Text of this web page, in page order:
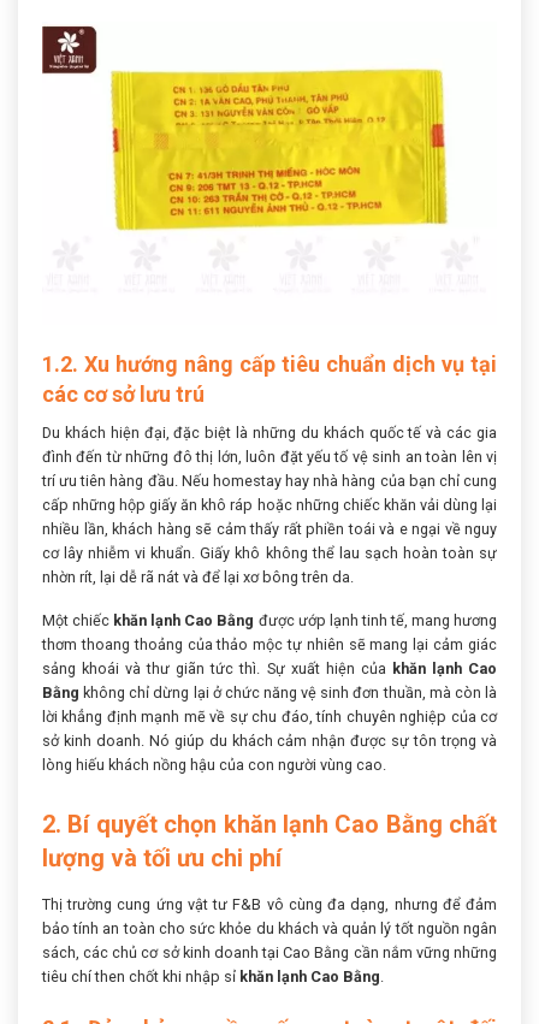
1.2. Xu hướng nâng cấp tiêu chuẩn dịch vụ tại
các cơ sở lưu trú
Du khách hiện đại, đặc biệt là những du khách quốc tế và các gia
đình đến từ những đô thị lớn, luôn đặt yếu tố vệ sinh an toàn lên vị
trí ưu tiên hàng đầu. Nếu homestay hay nhà hàng của bạn chỉ cung
cấp những hộp giấy ăn khô ráp hoặc những chiếc khăn vải dùng lại
nhiều lần, khách hàng sẽ cảm thấy rất phiền toái và e ngại về nguy
cơ lây nhiễm vi khuẩn. Giấy khô không thể lau sạch hoàn toàn sự
nhờn rít, lại dễ rã nát và để lại xơ bông trên da.
Một chiếc khăn lạnh Cao Bằng được ướp lạnh tinh tế, mang hương
thơm thoang thoảng của thảo mộc tự nhiên sẽ mang lại cảm giác
sảng khoái và thư giãn tức thì. Sự xuất hiện của khăn lạnh Cao
Bằng không chỉ dừng lại ở chức năng vệ sinh đơn thuần, mà còn là
lời khẳng định mạnh mẽ về sự chu đáo, tính chuyên nghiệp của cơ
sở kinh doanh. Nó giúp du khách cảm nhận được sự tôn trọng và
lòng hiếu khách nồng hậu của con người vùng cao.
2. Bí quyết chọn khăn lạnh Cao Bằng chất
lượng và tối ưu chi phí
Thị trường cung ứng vật tư F&B vô cùng đa dạng, nhưng để đảm
bảo tính an toàn cho sức khỏe du khách và quản lý tốt nguồn ngân
sách, các chủ cơ sở kinh doanh tại Cao Bằng cần nắm vững những
tiêu chí then chốt khi nhập sỉ khăn lạnh Cao Bằng